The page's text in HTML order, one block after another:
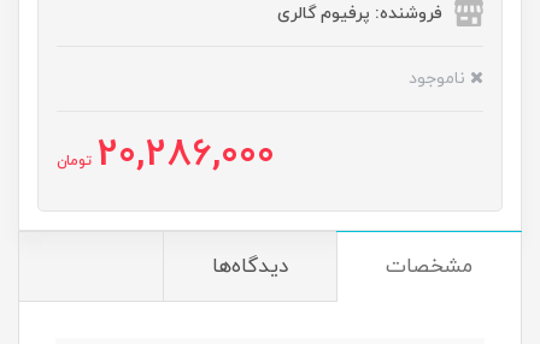
فروشنده: پرفیوم گالری
ناموجود
20,286,000 تومان
مشخصات دیدگاه‌ها